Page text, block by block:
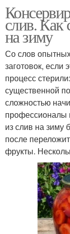
слив. Как
на зиму
Со слов
заготовок, если
процесс
существенной
сложностью
профессионалы
из слив на зиму
после
фрукты.